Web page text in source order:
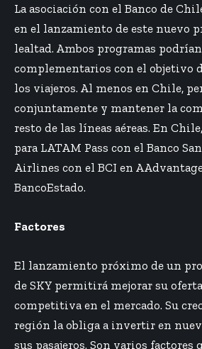
La asociación con el Banco de
en el lanzamiento de este nuevo
lealtad. Ambos programas
complementarios con el objetivo
los viajeros. Al menos en Chile,
conjuntamente y mantener la
resto de las líneas aéreas. En
para LATAM Pass con el Banco
Airlines con el BCI en
BancoEstado.
Factores
El lanzamiento próximo de un
de SKY permitirá mejorar su
competitiva en el mercado. Su
región la obliga a invertir en
sus pasajeros. Son varios factores